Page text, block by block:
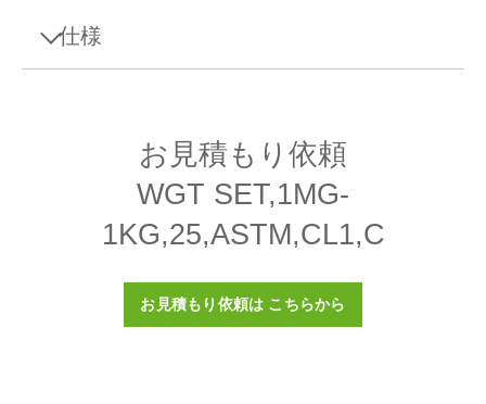
仕様
調整用の空洞
7950 (± 140) kg/m3
≤ 0.03
ASTMクラス 1
お見積もり依頼
WGT SET,1MG-
1KG,25,ASTM,CL1,C
お見積もり依頼は こちらから